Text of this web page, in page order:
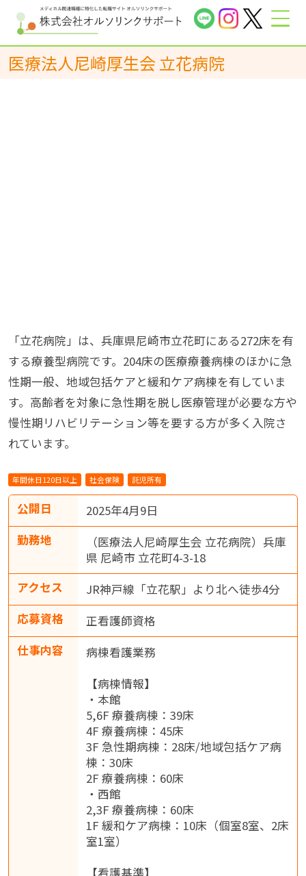
医療法人尼崎厚生会 立花病院
「立花病院」は、兵庫県尼崎市立花町にある272床を有
する療養型病院です。204床の医療療養病棟のほかに急
性期一般、地域包括ケアと緩和ケア病棟を有していま
す。高齢者を対象に急性期を脱し医療管理が必要な方や
慢性期リハビリテーション等を要する方が多く入院さ
れています。
年間休日120日以上 社会保険 託児所有
公開日
2025年4月9日
勤務地
（医療法人尼崎厚生会 立花病院）兵庫
県 尼崎市 立花町4-3-18
アクセス
JR神戸線「立花駅」より北へ徒歩4分
応募資格
正看護師資格
仕事内容
病棟看護業務
【病棟情報】
・本館
5,6F 療養病棟：39床
4F 療養病棟：45床
3F 急性期病棟：28床/地域包括ケア病
棟：30床
2F 療養病棟：60床
・西館
2,3F 療養病棟：60床
1F 緩和ケア病棟：10床（個室8室、2床
室1室）